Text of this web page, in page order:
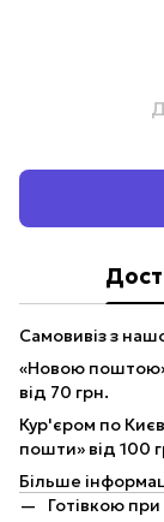
Самовивіз з
«Новою поштою»
від 70 грн.
Кур'єром по
пошти» від 100
Більше
Готівкою